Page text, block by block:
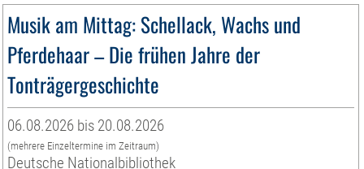
Musik am Mittag: Schellack, Wachs und
Pferdehaar – Die frühen Jahre der
Tonträgergeschichte
06.08.2026 bis 20.08.2026
(mehrere Einzeltermine im Zeitraum)
Deutsche Nationalbibliothek